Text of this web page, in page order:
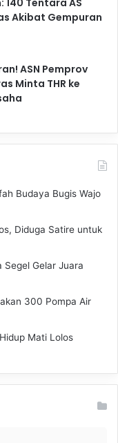
Akibat Gempuran
ASN Pemprov
Minta THR ke
Budaya Bugis Wajo
Diduga Satire untuk
Segel Gelar Juara
300 Pompa Air
Mati Lolos